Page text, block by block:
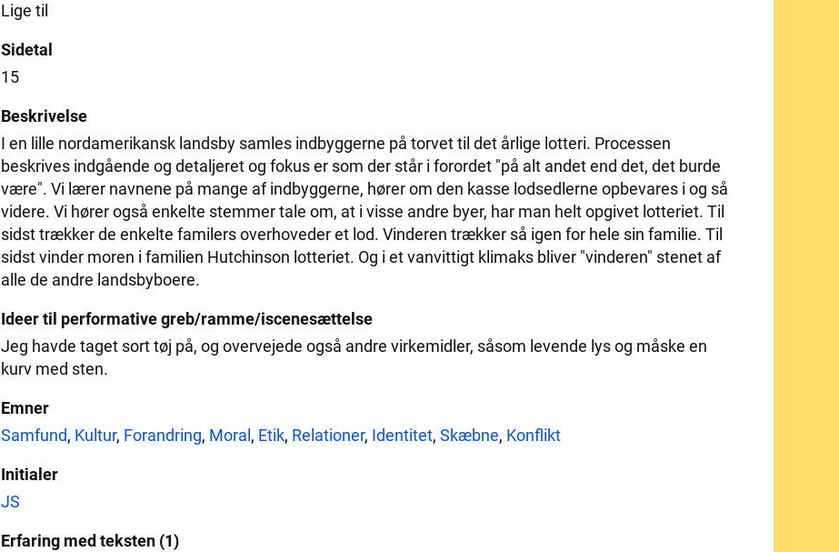
Lige til
Sidetal
15
Beskrivelse
I en lille nordamerikansk landsby samles indbyggerne på torvet til det årlige lotteri. Processen
beskrives indgående og detaljeret og fokus er som der står i forordet "på alt andet end det, det burde
være". Vi lærer navnene på mange af indbyggerne, hører om den kasse lodsedlerne opbevares i og så
videre. Vi hører også enkelte stemmer tale om, at i visse andre byer, har man helt opgivet lotteriet. Til
sidst trækker de enkelte familers overhoveder et lod. Vinderen trækker så igen for hele sin familie. Til
sidst vinder moren i familien Hutchinson lotteriet. Og i et vanvittigt klimaks bliver "vinderen" stenet af
alle de andre landsbyboere.
Ideer til performative greb/ramme/iscenesættelse
Jeg havde taget sort tøj på, og overvejede også andre virkemidler, såsom levende lys og måske en
kurv med sten.
Emner
Samfund, Kultur, Forandring, Moral , Etik, Relationer, Identitet, Skæbne, Konflikt
Initialer
JS
Erfaring med teksten (1)